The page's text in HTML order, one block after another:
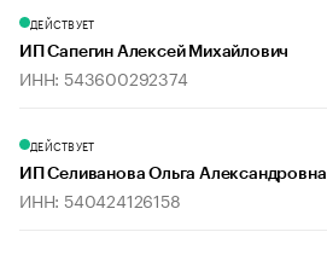
ДЕЙСТВУЕТ
ИП Сапегин Алексей Михайлович
ИНН: 543600292374
ДЕЙСТВУЕТ
ИП Селиванова Ольга Александровна
ИНН: 540424126158